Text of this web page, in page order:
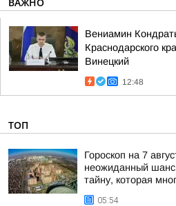
Вениамин
Краснодарского
Винецкий
12:48
ТОП
Гороскоп на 7
неожиданный
тайну, которая
05:54